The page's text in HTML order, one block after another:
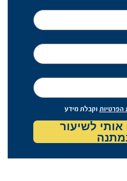
הפרטיות וקבלת מידע
לשיעור